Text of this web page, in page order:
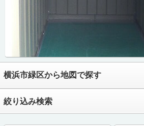
横浜市緑区から地図で探す
絞り込み検索